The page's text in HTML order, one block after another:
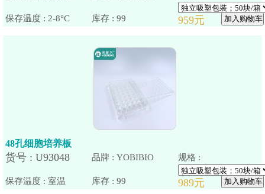
保存温度 : 2-8°C
48孔细胞培养板
品牌 : YOBIBIO 规格 :
保存温度 : 室温